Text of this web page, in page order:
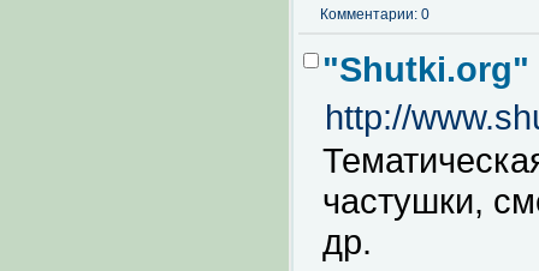
Комментарии: 0
"Shutki.org"
http://
частушки,
др.